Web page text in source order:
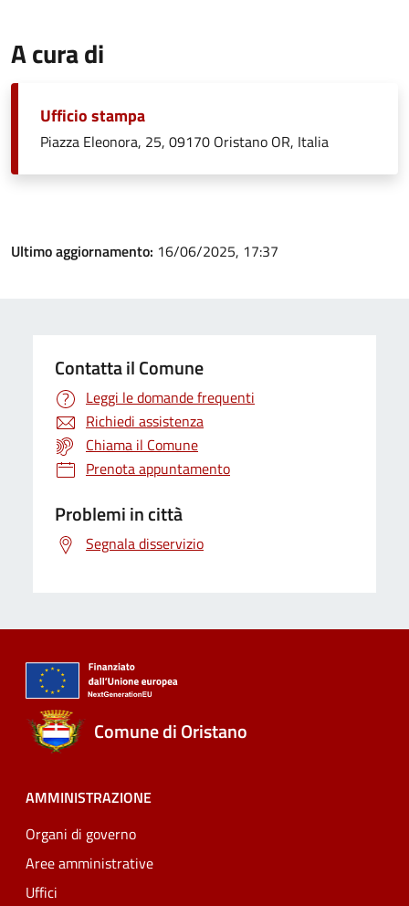
A cura di
Ufficio stampa
Piazza Eleonora, 25, 09170 Oristano OR, Italia
Ultimo aggiornamento: 16/06/2025, 17:37
Contatta il Comune
Leggi le domande frequenti
Richiedi assistenza
Chiama il Comune
Prenota appuntamento
Problemi in città
Segnala disservizio
Comune di Oristano
AMMINISTRAZIONE
Organi di governo
Aree amministrative
Uffici